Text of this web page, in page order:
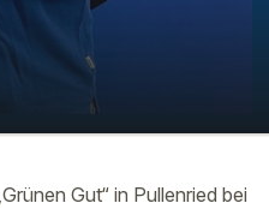
Gut“ in Pullenried bei